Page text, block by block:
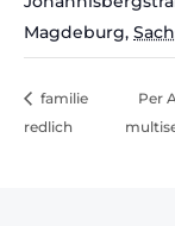
Magdeburg,
familie
redlich
Per